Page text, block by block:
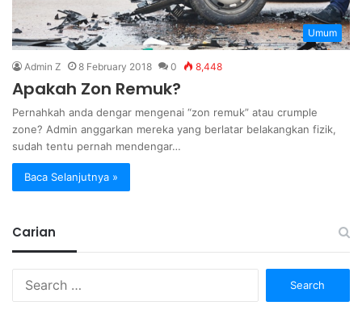
Umum
Admin Z 8 February 2018 0 8,448
Apakah Zon Remuk?
Pernahkah anda dengar mengenai “zon remuk” atau crumple
zone? Admin anggarkan mereka yang berlatar belakangkan fizik,
sudah tentu pernah mendengar…
Baca Selanjutnya »
Carian